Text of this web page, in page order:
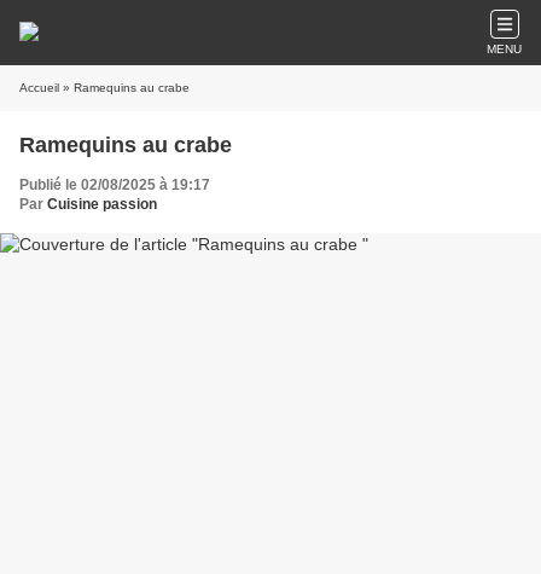
MENU
Accueil » Ramequins au crabe
Ramequins au crabe
Publié le 02/08/2025 à 19:17
Par Cuisine passion